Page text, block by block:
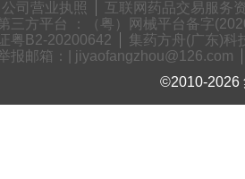
公司营业执照
互联网药品交易服务
三方平台 ：（粤）网械平台备字
粤B2-20200642
集药方舟(广东)科
报邮箱：| jiyaofangzhou@126.com
©2010-2026